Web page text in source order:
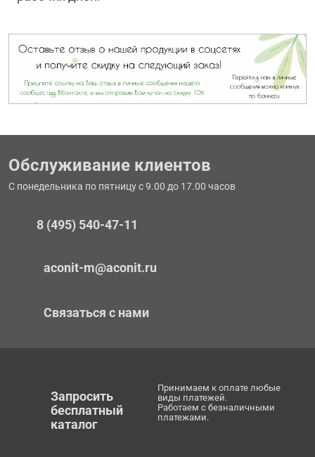
Обслуживание клиентов
С понедельника по пятницу с 9.00 до 17.00 часов
8 (495) 540-47-11
aconit-m@aconit.ru
Связаться с нами
Запросить
бесплатный
каталог
Принимаем к оплате любые
виды платежей.
Работаем с безналичными
платежами.